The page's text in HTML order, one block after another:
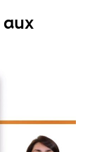
aux